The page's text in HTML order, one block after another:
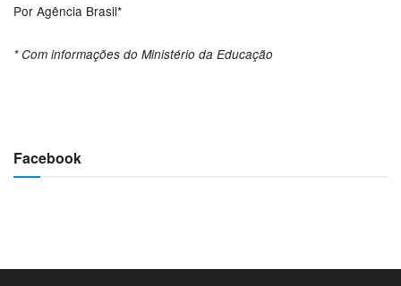
Por Agência Brasil*
* Com informações do Ministério da Educação
Facebook